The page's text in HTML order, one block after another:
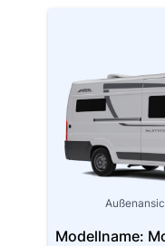
Modellname: